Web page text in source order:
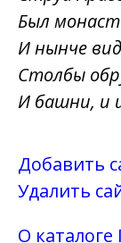
Был
И нынче
Столбы
И башни, и
Добавить
Удалить
О каталоге